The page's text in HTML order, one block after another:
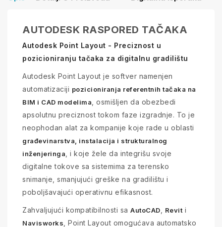
AUTODESK RASPORED TAČAKA
Autodesk Point Layout - Preciznost u
pozicioniranju tačaka za digitalnu gradilištu
Autodesk Point Layout je softver namenjen
automatizaciji pozicioniranja referentnih tačaka na
BIM i CAD modelima , osmišljen da obezbedi
apsolutnu preciznost tokom faze izgradnje. To je
neophodan alat za kompanije koje rade u oblasti
građevinarstva, instalacija i strukturalnog
inženjeringa , i koje žele da integrišu svoje
digitalne tokove sa sistemima za terensko
snimanje, smanjujući greške na gradilištu i
poboljšavajući operativnu efikasnost.
Zahvaljujući kompatibilnosti sa AutoCAD Revit i
Navisworks , Point Layout omogućava automatsko